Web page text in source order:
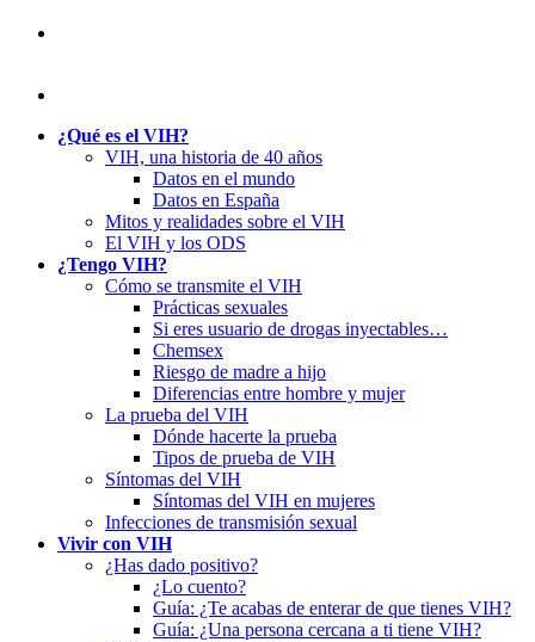
¿Qué es el VIH?
VIH, una historia de 40 años
Datos en el mundo
Datos en España
Mitos y realidades sobre el VIH
El VIH y los ODS
¿Tengo VIH?
Cómo se transmite el VIH
Prácticas sexuales
Si eres usuario de drogas inyectables…
Chemsex
Riesgo de madre a hijo
Diferencias entre hombre y mujer
La prueba del VIH
Dónde hacerte la prueba
Tipos de prueba de VIH
Síntomas del VIH
Síntomas del VIH en mujeres
Infecciones de transmisión sexual
Vivir con VIH
¿Has dado positivo?
¿Lo cuento?
Guía: ¿Te acabas de enterar de que tienes VIH?
Guía: ¿Una persona cercana a ti tiene VIH?